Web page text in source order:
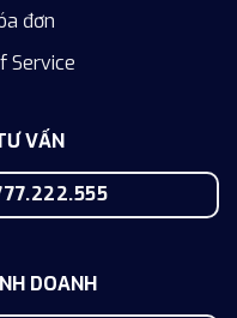
đơn
Service
VẤN
DOANH